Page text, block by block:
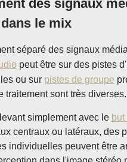
des signaux
le mix
séparé des signaux
peut être sur des pistes
ou sur pistes de groupe
traitement sont très diverses.
simplement avec le
centraux ou latéraux, des
individuelles peuvent être